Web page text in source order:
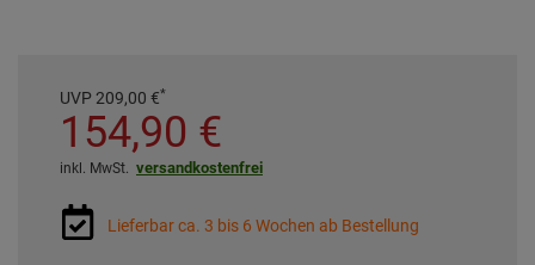
UVP 209,00 €*
154,90 €
inkl. MwSt. versandkostenfrei
Lieferbar ca. 3 bis 6 Wochen ab Bestellung